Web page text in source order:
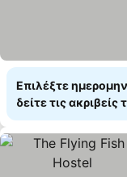
Επιλέξτε
δείτε τις ακριβείς